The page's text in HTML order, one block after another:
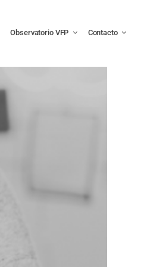
Observatorio VFP Contacto